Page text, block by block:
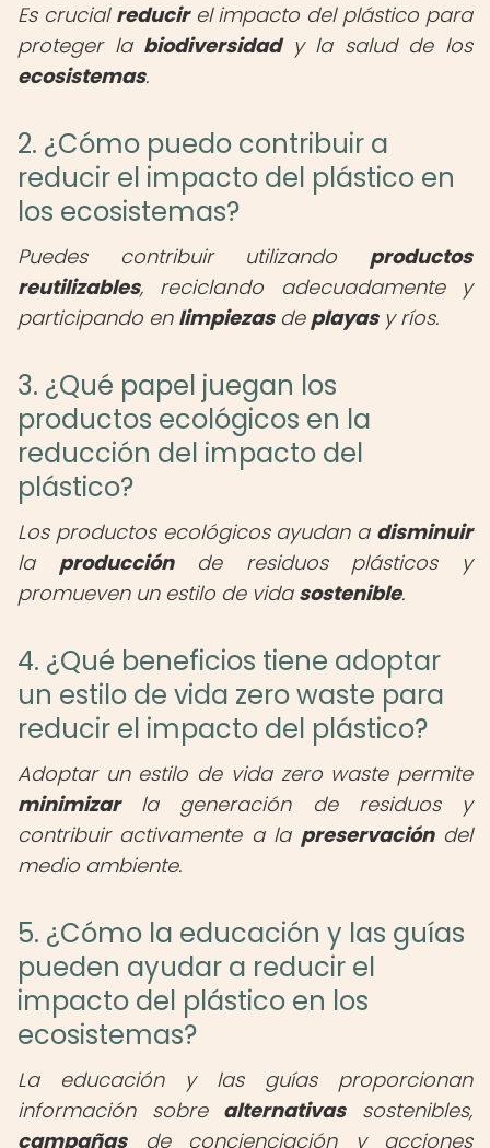
Es crucial reducirel impacto del plástico para
proteger la biodiversidady la salud de los
ecosistemas.
2. ¿Cómo puedo contribuir a
reducir el impacto del plástico en
los ecosistemas?
Puedes contribuir utilizando productos
reutilizables, reciclando adecuadamente y
participando en limpiezasde playasy ríos.
3. ¿Qué papel juegan los
productos ecológicos en la
reducción del impacto del
plástico?
Los productos ecológicos ayudan a disminuir
la producciónde residuos plásticos y
promueven un estilo de vida sostenible.
4. ¿Qué beneficios tiene adoptar
un estilo de vida zero waste para
reducir el impacto del plástico?
Adoptar un estilo de vida zero waste permite
minimizarla generación de residuos y
contribuir activamente a la preservacióndel
medio ambiente.
5. ¿Cómo la educación y las guías
pueden ayudar a reducir el
impacto del plástico en los
ecosistemas?
La educación y las guías proporcionan
información sobre alternativassostenibles,
campañasde concienciación y acciones